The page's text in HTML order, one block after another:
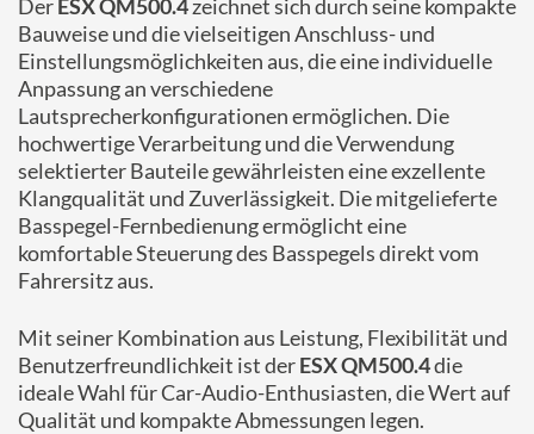
DerESX QM500.4zeichnet sich durch seine kompakte
Bauweise und die vielseitigen Anschluss- und
Einstellungsmöglichkeiten aus, die eine individuelle
Anpassung an verschiedene
Lautsprecherkonfigurationen ermöglichen. Die
hochwertige Verarbeitung und die Verwendung
selektierter Bauteile gewährleisten eine exzellente
Klangqualität und Zuverlässigkeit. Die mitgelieferte
Basspegel-Fernbedienung ermöglicht eine
komfortable Steuerung des Basspegels direkt vom
Fahrersitz aus.
Mit seiner Kombination aus Leistung, Flexibilität und
Benutzerfreundlichkeit ist derESX QM500.4die
ideale Wahl für Car-Audio-Enthusiasten, die Wert auf
Qualität und kompakte Abmessungen legen.